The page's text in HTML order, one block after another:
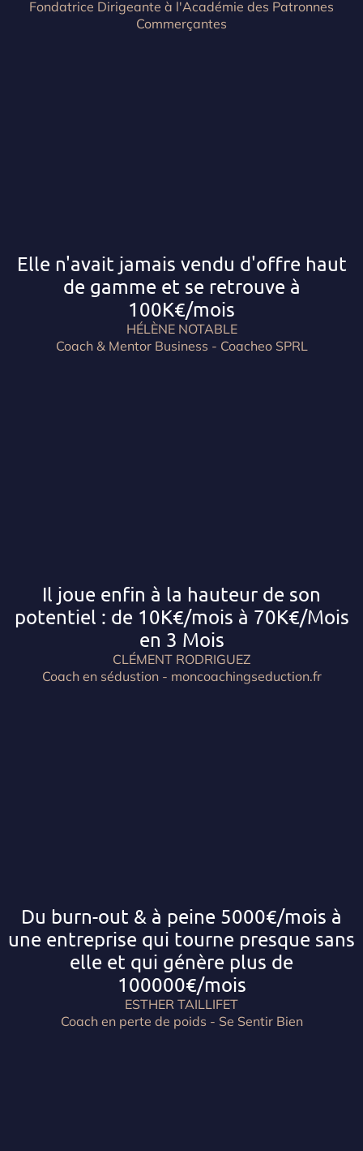
Fondatrice Dirigeante à l'Académie des Patronnes
Commerçantes
Elle n'avait jamais vendu d'offre haut
de gamme et se retrouve à
100K€/mois
HÉLÈNE NOTABLE
Coach & Mentor Business - Coacheo SPRL
Il joue enfin à la hauteur de son
potentiel : de 10K€/mois à 70K€/Mois
en 3 Mois
CLÉMENT RODRIGUEZ
Coach en sédustion - moncoachingseduction.fr
Du burn-out & à peine 5000€/mois à
une entreprise qui tourne presque sans
elle et qui génère plus de
100000€/mois
ESTHER TAILLIFET
Coach en perte de poids - Se Sentir Bien